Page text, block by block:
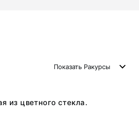
Показать Ракурсы
из цветного стекла.